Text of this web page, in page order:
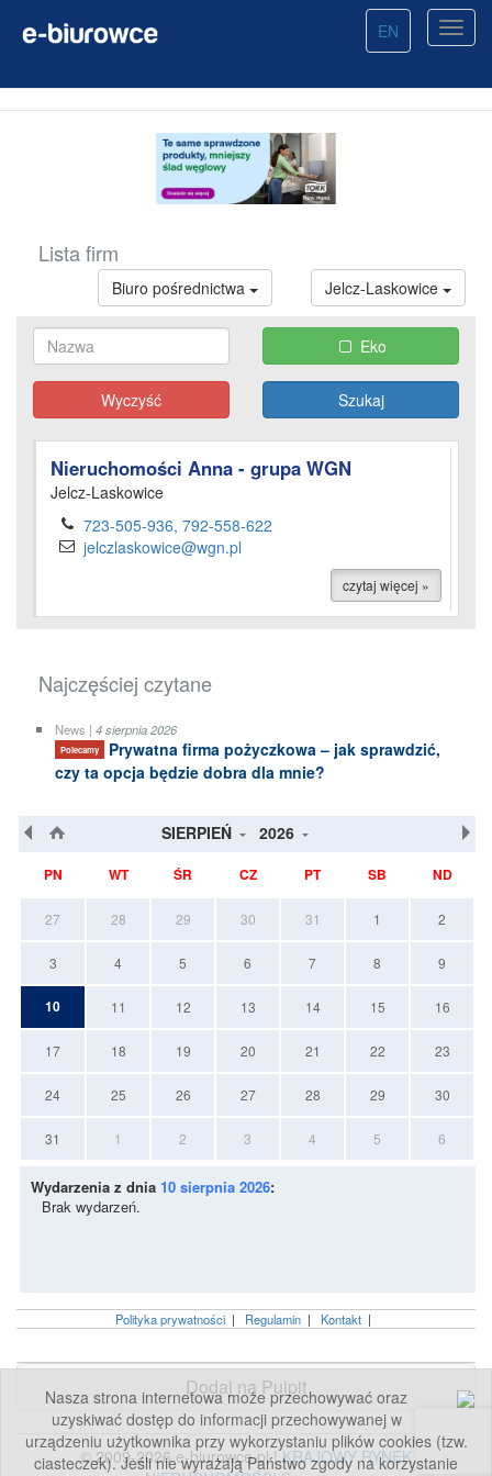
Nasza strona internetowa może przechowywać oraz
uzyskiwać dostęp do informacji przechowywanej w
urządzeniu użytkownika przy wykorzystaniu plików cookies (tzw.
ciasteczek). Jeśli nie wyrażają Państwo zgody na korzystanie
EN
Lista firm
Biuro pośrednictwa Jelcz-Laskowice
Eko
Wyczyść
Nieruchomości Anna - grupa WGN
Jelcz-Laskowice
723-505-936, 792-558-622
jelczlaskowice@wgn.pl
czytaj więcej »
Najczęściej czytane
News | 4 sierpnia 2026
Polecamy
Prywatna firma pożyczkowa – jak sprawdzić,
czy ta opcja będzie dobra dla mnie?
SIERPIEŃ 2026
PN WT ŚR CZ PT SB ND
27 28 29 30 31 1 2
3 4 5 6 7 8 9
10 11 12 13 14 15 16
17 18 19 20 21 22 23
24 25 26 27 28 29 30
31 1 2 3 4 5 6
Wydarzenia z dnia 10 sierpnia 2026:
Brak wydarzeń.
Polityka prywatności| Regulamin| Kontakt|
Dodaj na Pulpit
© 2009-2026 e-biurowce.pl |KRAJOWY RYNEK